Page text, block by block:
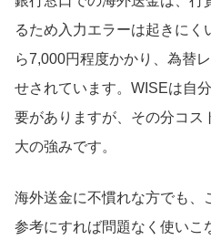
るため入力エラーは起きに
ら7,000円程度かかり、為替
せされています。WISEは自
要がありますが、その分コス
大の強みです。
海外送金に不慣れな方でも、
参考にすれば問題なく使いこ